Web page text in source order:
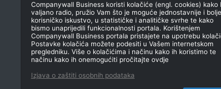
Companywall Business koristi kolačiće (engl. cookies) kako
valjano radio, pružio Vam što je moguće jednostavnije i bolje
korisničko iskustvo, u statističke i analitičke svrhe te kako
bismo unaprijedili funkcionalnosti portala. Korištenjem
Companywall Business portala pristajete na upotrebu
Postavke kolačića možete podesiti u Vašem internetskom
pregledniku. Više o kolačićima i načinu kako ih koristimo te
načinu kako ih onemogućiti pročitajte ovdje
Izjava o zaštiti osobnih podataka